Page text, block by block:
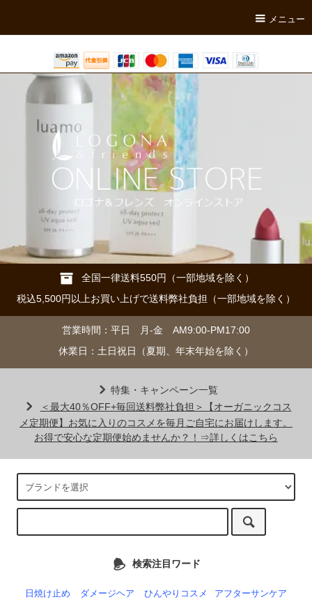
メニュー
全国一律送料550円（一部地域を除く）
税込5,500円以上お買い上げで送料弊社負担（一部地域を除く）
営業時間：平日 月-金 AM9:00-PM17:00
休業日：土日祝日（夏期、年末年始を除く）
特集・キャンペーン一覧
＜最大40％OFF+毎回送料弊社負担＞【オーガニックコス
メ定期便】お気に入りのコスメを毎月ご自宅にお届けします。
お得で安心な定期便始めませんか？！⇒詳しくはこちら
検索注目ワード
日焼け止め ダメージヘア ひんやりコスメ
アフターサンケア